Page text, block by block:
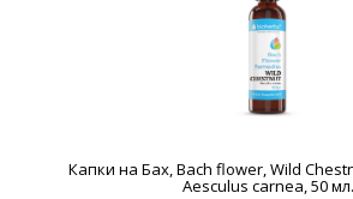
Капки на Бах, Bach flower, Wild
Aesculus carnea, 50 мл.